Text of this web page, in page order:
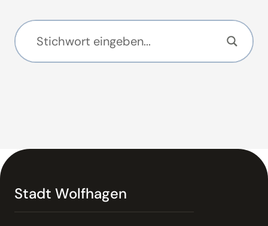
Stadt Wolfhagen